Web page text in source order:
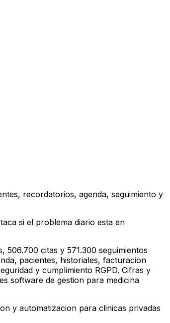
recordatorios, agenda, seguimiento y
si el problema diario esta en
citas y 571.300 seguimientos
pacientes, historiales, facturacion
y cumplimiento RGPD. Cifras y
software de gestion para medicina
y automatizacion para clinicas privadas